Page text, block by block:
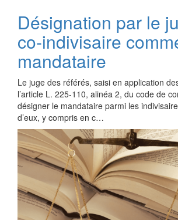
Désignation par le
co-indivisaire
mandataire
Le juge des référés, saisi en application
l’article L. 225-110, alinéa 2, du code de
désigner le mandataire parmi les
d’eux, y compris en c…